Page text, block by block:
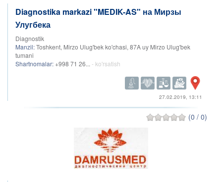
Diagnostika markazi "MEDIK-AS" на Мирзы
Улугбека
Diagnostik
Manzil:Toshkent, Mirzo Ulug'bek ko'chasi, 87A uy Mirzo Ulug'bek
tumani
Shartnomalar: +998 71 26... - ko'rsatish
27.02.2019, 13:11
(0 / 0)